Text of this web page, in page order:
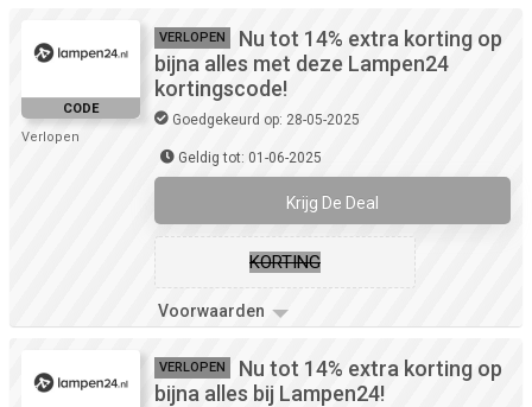
CODE
Verlopen
VERLOPEN
Nu tot 14% extra korting op
bijna alles met deze Lampen24
kortingscode!
Goedgekeurd op: 28-05-2025
Geldig tot: 01-06-2025
Krijg De Deal
KORTING
Voorwaarden
VERLOPEN
Nu tot 14% extra korting op
bijna alles bij Lampen24!